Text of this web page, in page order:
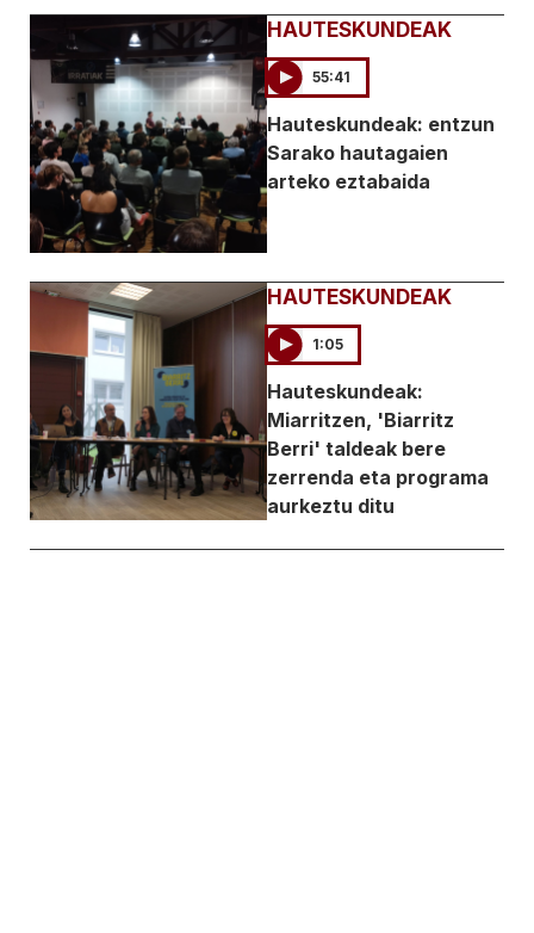
HAUTESKUNDEAK
55:41
Hauteskundeak: entzun
Sarako hautagaien
arteko eztabaida
HAUTESKUNDEAK
1:05
Hauteskundeak:
Miarritzen, 'Biarritz
Berri' taldeak bere
zerrenda eta programa
aurkeztu ditu